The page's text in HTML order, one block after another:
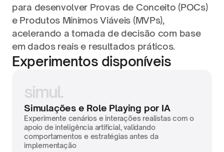
para desenvolver Provas de Conceito (POCs)
e Produtos Mínimos Viáveis (MVPs),
acelerando a tomada de decisão com base
em dados reais e resultados práticos.
Experimentos disponíveis
simul.
Simulações e Role Playing por IA
Experimente cenários e interações realistas com o
apoio de inteligência artificial, validando
comportamentos e estratégias antes da
implementação